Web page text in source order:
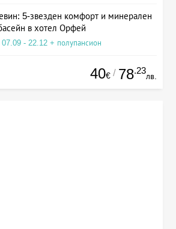
5-звезден комфорт и минерален
в хотел Орфей
07.09 - 22.12 + полупансион
40€ / 78.23
лв.